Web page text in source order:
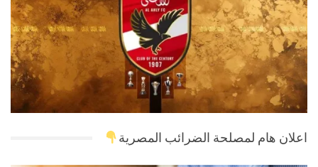
اعلان هام لمصلحة الضرائب المصرية